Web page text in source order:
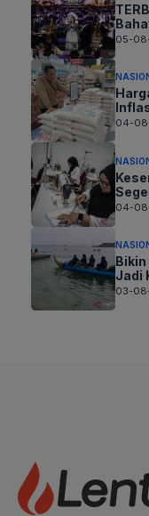
05-
04-
04-
Bikin
Jadi
03-